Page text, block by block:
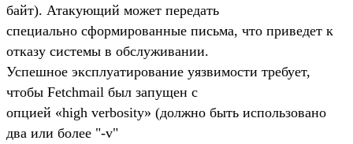
байт). Атакующий может передать
специально сформированные письма, что приведет к
отказу системы в обслуживании.
Успешное эксплуатирование уязвимости требует,
чтобы Fetchmail был запущен с
опцией «high verbosity» (должно быть использовано
два или более "-v"